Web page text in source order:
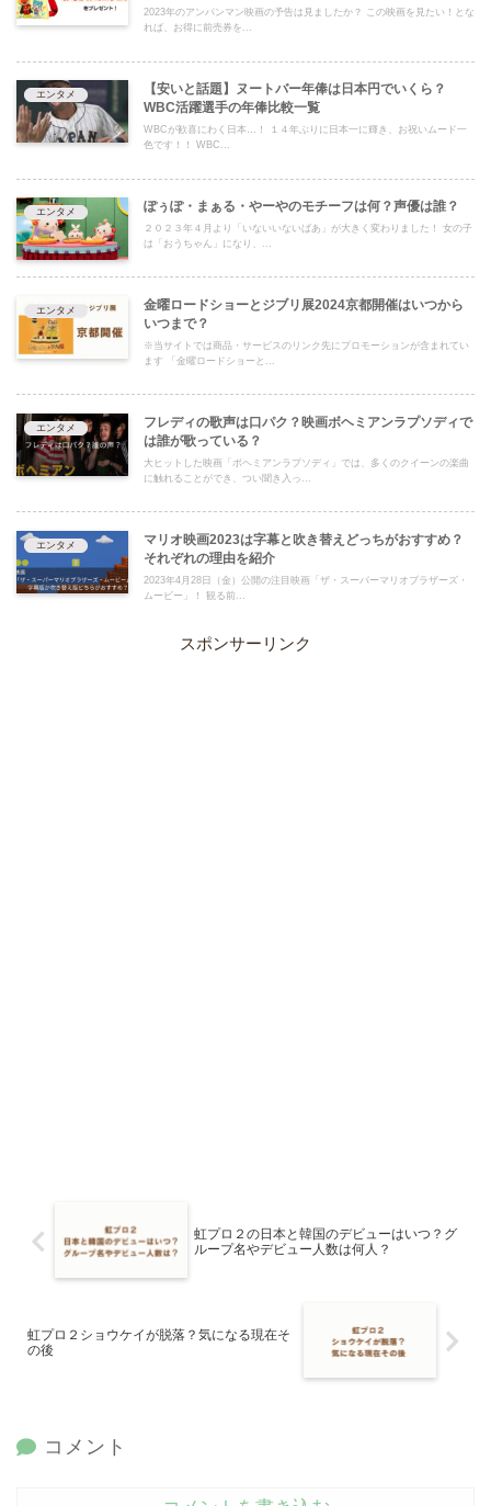
2023年のアンパンマン映画の予告は見ましたか？ この映画を見たい！とな
れば、お得に前売券を...
エンタメ
【安いと話題】ヌートバー年俸は日本円でいくら？
WBC活躍選手の年俸比較一覧
WBCが歓喜にわく日本…！ １４年ぶりに日本一に輝き、お祝いムード一
色です！！ WBC...
エンタメ ぽぅぽ・まぁる・やーやのモチーフは何？声優は誰？
２０２３年４月より「いないいないばあ」が大きく変わりました！ 女の子
は「おうちゃん」になり、...
エンタメ
金曜ロードショーとジブリ展2024京都開催はいつから
いつまで？
※当サイトでは商品・サービスのリンク先にプロモーションが含まれてい
ます 「金曜ロードショーと...
エンタメ
フレディの歌声は口パク？映画ボヘミアンラプソディで
は誰が歌っている？
大ヒットした映画「ボヘミアンラプソディ」では、多くのクイーンの楽曲
に触れることができ、つい聞き入っ...
エンタメ
マリオ映画2023は字幕と吹き替えどっちがおすすめ？
それぞれの理由を紹介
2023年4月28日（金）公開の注目映画「ザ・スーパーマリオブラザーズ・
ムービー」！ 観る前...
スポンサーリンク
虹プロ２の日本と韓国のデビューはいつ？グ
ループ名やデビュー人数は何人？
虹プロ２ショウケイが脱落？気になる現在そ
の後
コメント